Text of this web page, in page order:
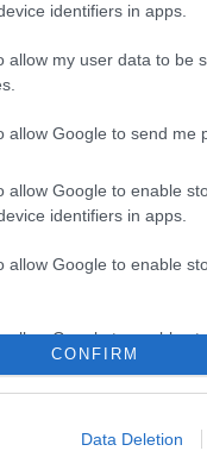
identifiers in apps.
allow my user data to be
allow Google to send me
allow Google to enable
identifiers in apps.
allow Google to enable
allow Google to enable
allow Google to enable
CONFIRM
Data Deletion
η ψυχική